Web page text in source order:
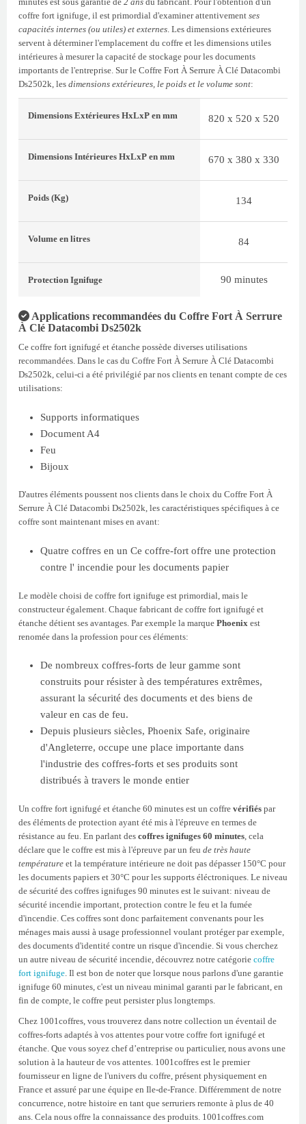
coffre fort ignifuge, il est primordial d'examiner attentivement ses
capacités internes (ou utiles) et externes. Les dimensions extérieures
servent à déterminer l'emplacement du coffre et les dimensions utiles
intérieures à mesurer la capacité de stockage pour les documents
importants de l'entreprise. Sur le Coffre Fort À Serrure À Clé Datacombi
Ds2502k, les dimensions extérieures, le poids et le volume sont:
Dimensions Extérieures HxLxP en mm 820 x 520 x 520
Dimensions Intérieures HxLxP en mm 670 x 380 x 330
Poids (Kg) 134
Volume en litres 84
Protection Ignifuge 90 minutes
Applications recommandées du Coffre Fort À Serrure
À Clé Datacombi Ds2502k
Ce coffre fort ignifugé et étanche possède diverses utilisations
recommandées. Dans le cas du Coffre Fort À Serrure À Clé Datacombi
Ds2502k, celui-ci a été privilégié par nos clients en tenant compte de ces
utilisations:
Supports informatiques
Document A4
Feu
Bijoux
D'autres éléments poussent nos clients dans le choix du Coffre Fort À
Serrure À Clé Datacombi Ds2502k, les caractéristiques spécifiques à ce
coffre sont maintenant mises en avant:
Quatre coffres en un Ce coffre-fort offre une protection
contre l' incendie pour les documents papier
Le modèle choisi de coffre fort ignifuge est primordial, mais le
constructeur également. Chaque fabricant de coffre fort ignifugé et
étanche détient ses avantages. Par exemple la marque Phoenix est
renomée dans la profession pour ces éléments:
De nombreux coffres-forts de leur gamme sont
construits pour résister à des températures extrêmes,
assurant la sécurité des documents et des biens de
valeur en cas de feu.
Depuis plusieurs siècles, Phoenix Safe, originaire
d'Angleterre, occupe une place importante dans
l'industrie des coffres-forts et ses produits sont
distribués à travers le monde entier
Un coffre fort ignifugé et étanche 60 minutes est un coffre vérifiés par
des éléments de protection ayant été mis à l'épreuve en termes de
résistance au feu. En parlant des coffres ignifuges 60 minutes , cela
déclare que le coffre est mis à l'épreuve par un feu de très haute
température et la température intérieure ne doit pas dépasser 150°C pour
les documents papiers et 30°C pour les supports éléctroniques. Le niveau
de sécurité des coffres ignifuges 90 minutes est le suivant: niveau de
sécurité incendie important, protection contre le feu et la fumée
d'incendie. Ces coffres sont donc parfaitement convenants pour les
ménages mais aussi à usage professionnel voulant protéger par exemple,
des documents d'identité contre un risque d'incendie. Si vous cherchez
un autre niveau de sécurité incendie, découvrez notre catégorie coffre
fort ignifuge . Il est bon de noter que lorsque nous parlons d'une garantie
ignifuge 60 minutes, c'est un niveau minimal garanti par le fabricant, en
fin de compte, le coffre peut persister plus longtemps.
Chez 1001coffres, vous trouverez dans notre collection un éventail de
coffres-forts adaptés à vos attentes pour votre coffre fort ignifugé et
étanche. Que vous soyez chef d’entreprise ou particulier, nous avons une
solution à la hauteur de vos attentes. 1001coffres est le premier
fournisseur en ligne de l'univers du coffre, présent physiquement en
France et assuré par une équipe en Ile-de-France. Différemment de notre
concurrence, notre histoire en tant que serruriers remonte à plus de 40
ans. Cela nous offre la connaissance des produits. 1001coffres.com